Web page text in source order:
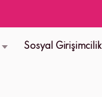
Sosyal Girişimcilik